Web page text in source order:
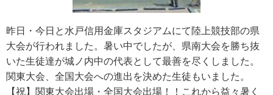
昨日・今日と水戸信用金庫スタジアムにて陸上競技部の県
大会が行われました。暑い中でしたが、県南大会を勝ち抜
いた生徒達が城ノ内中の代表として最善を尽くしました。
関東大会、全国大会への進出を決めた生徒もいました。
【祝】関東大会出場・全国大会出場！！これから益々暑く